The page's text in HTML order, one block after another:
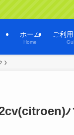
ホーム
Home
ご利